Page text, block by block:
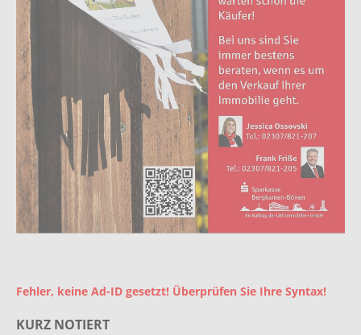
Fehler, keine Ad-ID gesetzt! Überprüfen Sie Ihre Syntax!
KURZ NOTIERT